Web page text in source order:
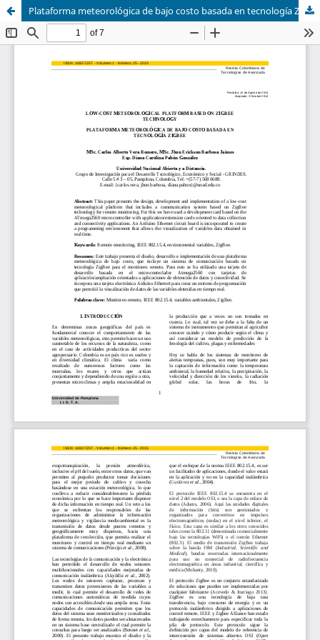
Plataforma meteorológica de bajo costo basada en tecnología Zigbee